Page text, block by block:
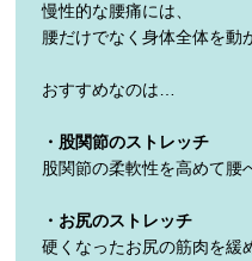
慢性的な腰痛には、
腰だけでなく身体全体を動
おすすめなのは…
・股関節のストレッチ
股関節の柔軟性を高めて腰
・お尻のストレッチ
硬くなったお尻の筋肉を緩